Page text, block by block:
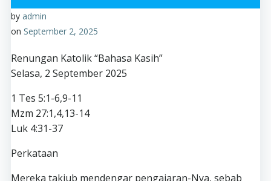
by admin
on September 2, 2025
Renungan Katolik “Bahasa Kasih”
Selasa, 2 September 2025
1 Tes 5:1-6,9-11
Mzm 27:1,4,13-14
Luk 4:31-37
Perkataan
Mereka takjub mendengar pengajaran-Nya, sebab